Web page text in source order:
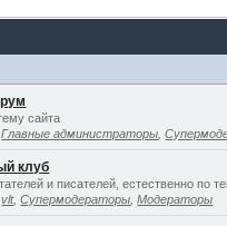
сайта
Главные администраторы ,
клуб
и писателей, естественно по
vlt,Супермодераторы ,Модераторы